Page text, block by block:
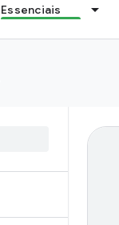
Essenciais